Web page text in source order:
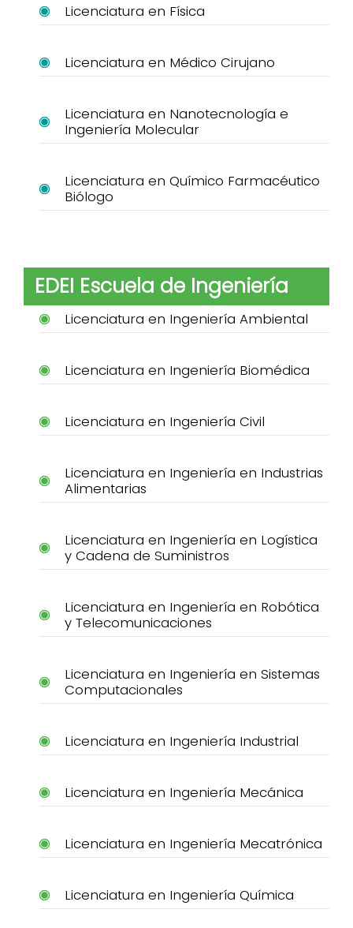
Licenciatura en Física
Licenciatura en Médico Cirujano
Licenciatura en Nanotecnología e
Ingeniería Molecular
Licenciatura en Químico Farmacéutico
Biólogo
EDEI Escuela de Ingeniería
Licenciatura en Ingeniería Ambiental
Licenciatura en Ingeniería Biomédica
Licenciatura en Ingeniería Civil
Licenciatura en Ingeniería en Industrias
Alimentarias
Licenciatura en Ingeniería en Logística
y Cadena de Suministros
Licenciatura en Ingeniería en Robótica
y Telecomunicaciones
Licenciatura en Ingeniería en Sistemas
Computacionales
Licenciatura en Ingeniería Industrial
Licenciatura en Ingeniería Mecánica
Licenciatura en Ingeniería Mecatrónica
Licenciatura en Ingeniería Química